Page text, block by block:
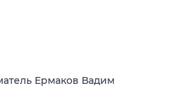
Ермаков Вадим